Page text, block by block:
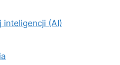
inteligencji (AI)